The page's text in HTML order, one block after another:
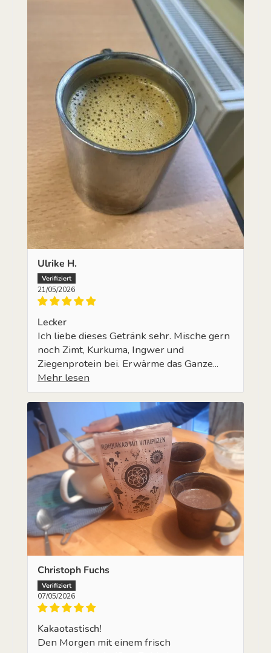
Ulrike H.
21/05/2026
Lecker
Ich liebe dieses Getränk sehr. Mische gern
noch Zimt, Kurkuma, Ingwer und
Ziegenprotein bei. Erwärme das Ganze...
Mehr lesen
Christoph Fuchs
07/05/2026
Kakaotastisch!
Den Morgen mit einem frisch